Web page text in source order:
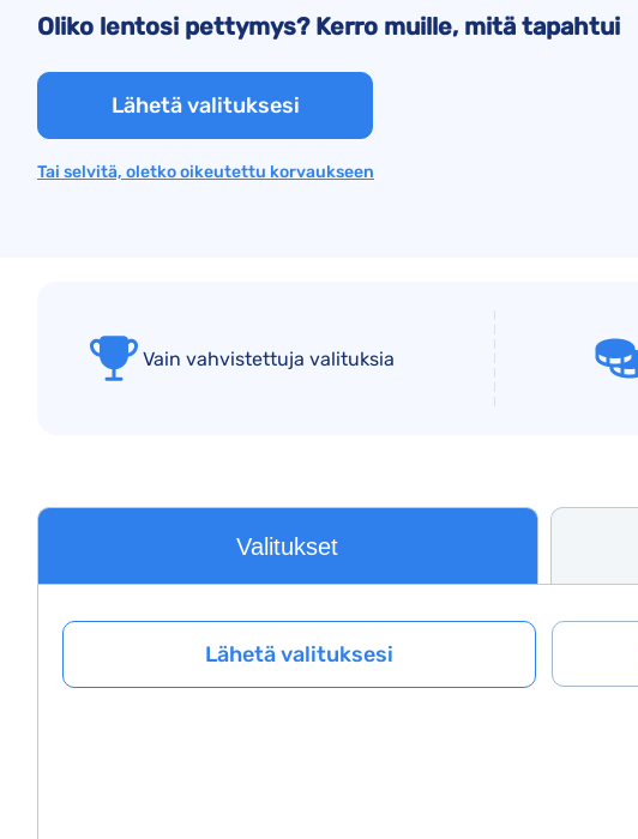
Oliko lentosi pettymys? Kerro muille, mitä tapahtui
Lähetä valituksesi
Tai selvitä, oletko oikeutettu korvaukseen
Vain vahvistettuja valituksia
Valitukset
Lähetä valituksesi